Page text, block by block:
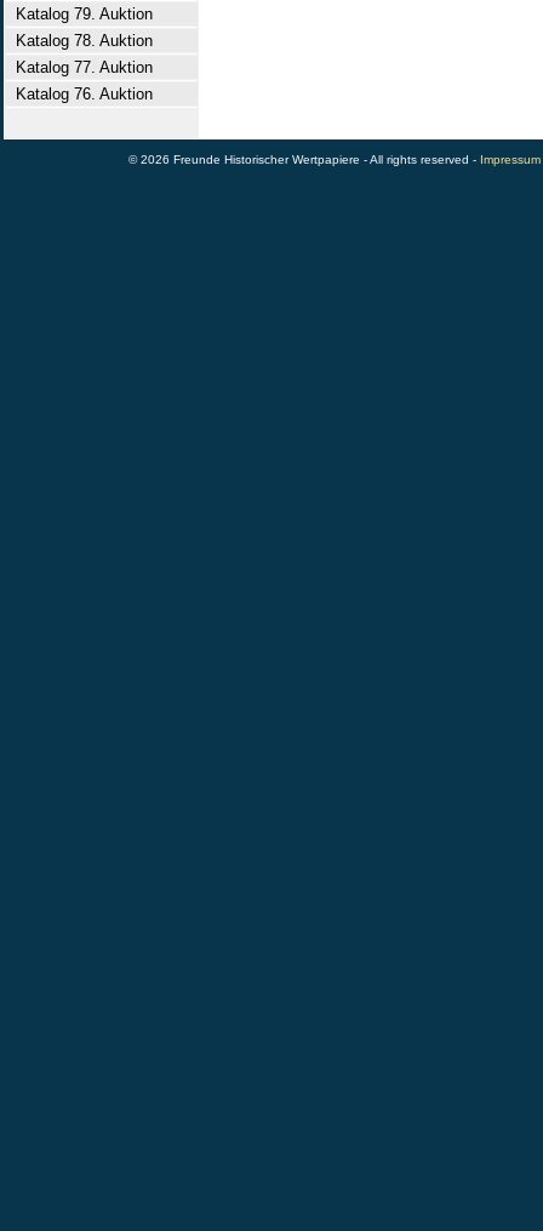
Katalog 79. Auktion
Katalog 78. Auktion
Katalog 77. Auktion
Katalog 76. Auktion
© 2026 Freunde Historischer Wertpapiere - All rights reserved - Impressum